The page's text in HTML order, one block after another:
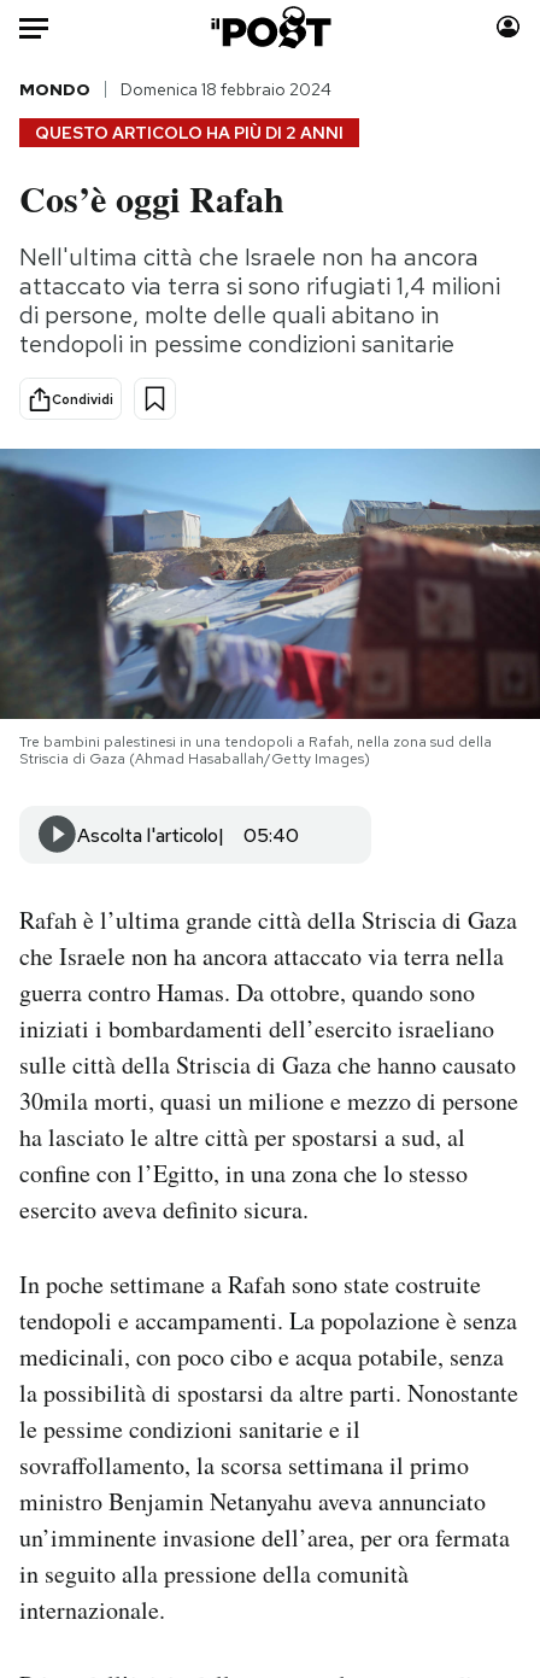
Auto
HOME
Italia
Politica
Internet
Scienza
Cultura
Economia
Sport
Consumismi
Storie/Idee
Ok Boomer!
Altrecose
PODCAST
NEWSLETTER
I MIEI PREFERITI
SHOP
AREA PERSONALE
Area Personale
Newsletter
Notifiche mobile
Regala il Post
Hai bisogno di aiuto?
QUESTO ARTICOLO HA PIÙ DI 2 ANNI
MONDO Domenica 18 febbraio 2024
Cos’è oggi Rafah
Nell'ultima città che Israele non ha ancora
attaccato via terra si sono rifugiati 1,4 milioni
di persone, molte delle quali abitano in
tendopoli in pessime condizioni sanitarie
Condividi
Tre bambini palestinesi in una tendopoli a Rafah, nella zona sud della
Striscia di Gaza (Ahmad Hasaballah/Getty Images)
Ascolta l'articolo 05:40
Rafah è l’ultima grande città della Striscia di Gaza
che Israele non ha ancora attaccato via terra nella
guerra contro Hamas. Da ottobre, quando sono
iniziati i bombardamenti dell’esercito israeliano
sulle città della Striscia di Gaza che hanno causato
30mila morti, quasi un milione e mezzo di persone
ha lasciato le altre città per spostarsi a sud, al
confine con l’Egitto, in una zona che lo stesso
esercito aveva definito sicura.
In poche settimane a Rafah sono state costruite
tendopoli e accampamenti. La popolazione è senza
medicinali, con poco cibo e acqua potabile, senza
la possibilità di spostarsi da altre parti. Nonostante
le pessime condizioni sanitarie e il
sovraffollamento, la scorsa settimana il primo
ministro Benjamin Netanyahu aveva annunciato
un’imminente invasione dell’area, per ora fermata
in seguito alla pressione della comunità
internazionale.